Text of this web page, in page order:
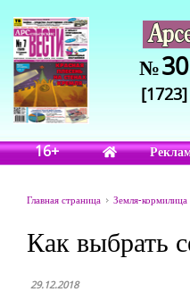
№30
[1723]
16+
Главная страница Земля-кормилица
Как выбрать
29.12.2018